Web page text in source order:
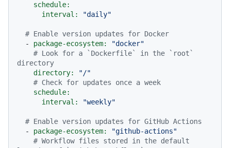
schedule:
interval:
"daily"
# Enable version updates for Docker
-
package-ecosystem:
"docker"
# Look for a `Dockerfile` in the `root`
directory
directory:
"/"
# Check for updates once a week
schedule:
interval:
"weekly"
# Enable version updates for GitHub Actions
-
package-ecosystem:
"github-actions"
# Workflow files stored in the default